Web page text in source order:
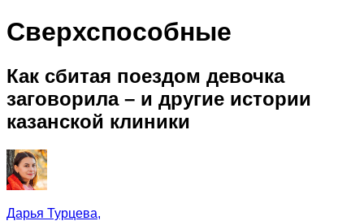
Сверхспособные
Как сбитая поездом девочка
заговорила – и другие истории
казанской клиники
Дарья Турцева,